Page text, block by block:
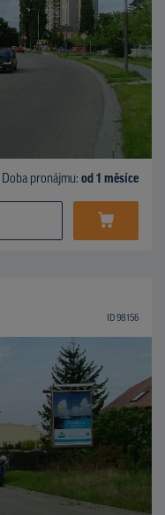
Doba pronájmu: od 1 měsíce
ID 98156